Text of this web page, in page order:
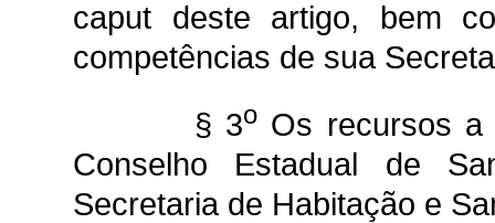
caput deste artigo, bem
competências de sua
§ 3o Os recursos a
Conselho Estadual de
Secretaria de Habitação e